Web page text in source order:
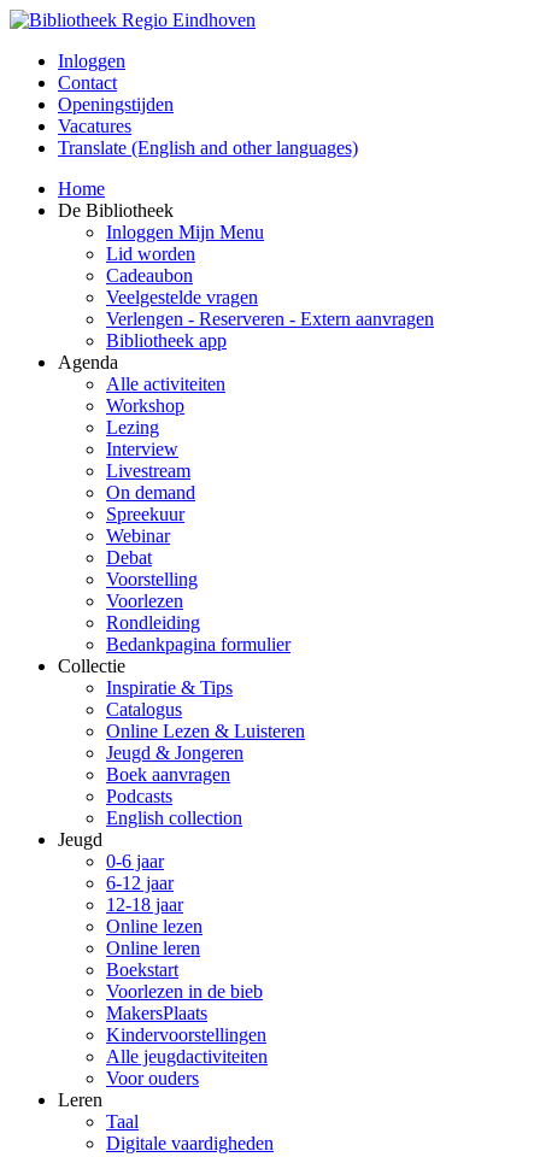
Inloggen
Contact
Openingstijden
Vacatures
Translate (English and other languages)
Home
De Bibliotheek
Inloggen Mijn Menu
Lid worden
Cadeaubon
Veelgestelde vragen
Verlengen - Reserveren - Extern aanvragen
Bibliotheek app
Agenda
Alle activiteiten
Workshop
Lezing
Interview
Livestream
On demand
Spreekuur
Webinar
Debat
Voorstelling
Voorlezen
Rondleiding
Bedankpagina formulier
Collectie
Inspiratie & Tips
Catalogus
Online Lezen & Luisteren
Jeugd & Jongeren
Boek aanvragen
Podcasts
English collection
Jeugd
0-6 jaar
6-12 jaar
12-18 jaar
Online lezen
Online leren
Boekstart
Voorlezen in de bieb
MakersPlaats
Kindervoorstellingen
Alle jeugdactiviteiten
Voor ouders
Leren
Taal
Digitale vaardigheden